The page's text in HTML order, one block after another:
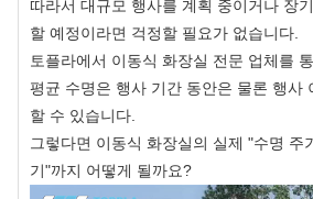
따라서 대규모 행사를 계획 중이거나 장
할 예정이라면 걱정할 필요가 없습니다.
토플라에서 이동식 화장실 전문 업체를
평균 수명은 행사 기간 동안은 물론 행사
할 수 있습니다.
그렇다면 이동식 화장실의 실제 "수명 주
기"까지 어떻게 될까요?